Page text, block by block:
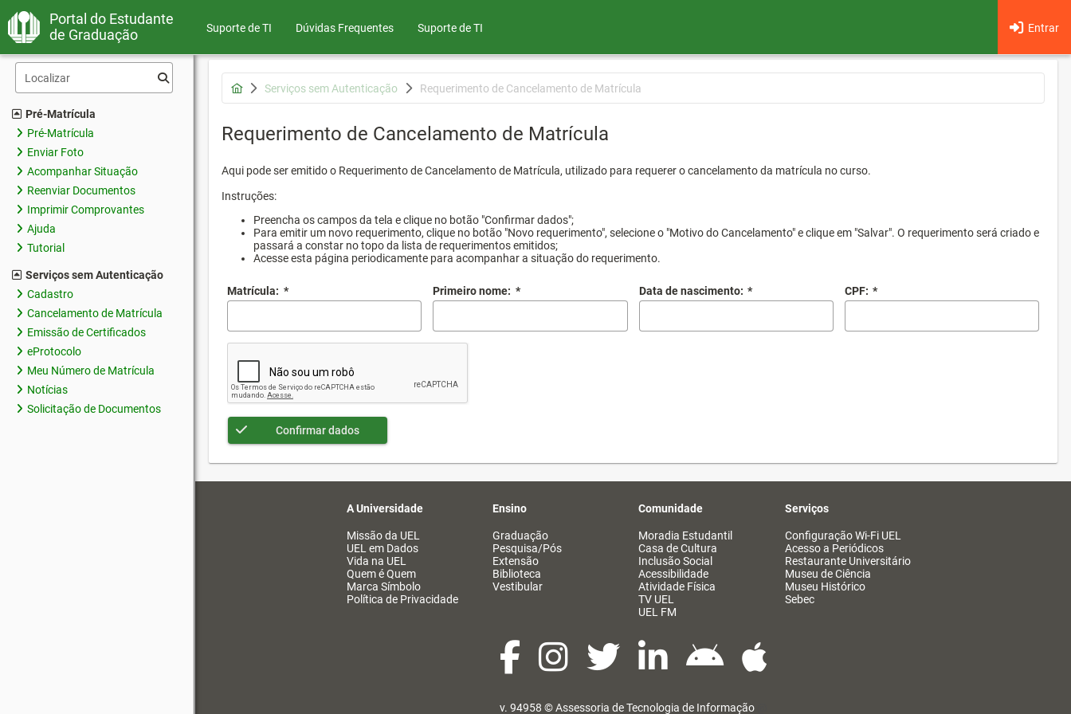
Portal do Estudante
de Graduação
Suporte de TI Dúvidas Frequentes Entrar
Suporte de TI
Pré-Matrícula
Pré-Matrícula
Enviar Foto
Acompanhar Situação
Reenviar Documentos
Imprimir Comprovantes
Ajuda
Tutorial
Serviços sem Autenticação
Cadastro
Cancelamento de Matrícula
Emissão de Certificados
eProtocolo
Meu Número de Matrícula
Notícias
Solicitação de Documentos
Serviços sem Autenticação Requerimento de Cancelamento de Matrícula
Requerimento de Cancelamento de Matrícula
Aqui pode ser emitido o Requerimento de Cancelamento de Matrícula, utilizado para requerer o cancelamento da matrícula no curso.
Instruções:
Preencha os campos da tela e clique no botão "Confirmar dados";
Para emitir um novo requerimento, clique no botão "Novo requerimento", selecione o "Motivo do Cancelamento" e clique em "Salvar". O requerimento será criado e
passará a constar no topo da lista de requerimentos emitidos;
Acesse esta página periodicamente para acompanhar a situação do requerimento.
Matrícula: * Primeiro nome: * Data de nascimento: * CPF: *
Confirmar dados
A Universidade
Missão da UEL
UEL em Dados
Vida na UEL
Quem é Quem
Marca Símbolo
Política de Privacidade
Ensino
Graduação
Pesquisa/Pós
Extensão
Biblioteca
Vestibular
Comunidade
Moradia Estudantil
Casa de Cultura
Inclusão Social
Acessibilidade
Atividade Física
TV UEL
UEL FM
Serviços
Configuração Wi-Fi UEL
Acesso a Periódicos
Restaurante Universitário
Museu de Ciência
Museu Histórico
Sebec
v. 94958 ©Assessoria de Tecnologia de Informação